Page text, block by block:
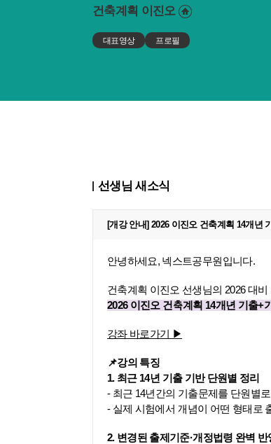
건축계획 이진오
대표영상 프로필
선생님 새소식
[개강 안내] 2026 이진오 건축계획 14개년
안녕하세요, 넥스트공무원입니다.
건축계획 이진오 선생님의 2026 대비
2026 이진오 건축계획 14개년 기출+
강좌 바로가기 ▶
📌강의 특징
1. 최근 14년 기출 기반 단원별 정리
- 최근 14년간의 기출문제를 단원별
- 실제 시험에서 개념이 어떤 형태로
2. 변경된 출제기준·개정법령 완벽 반